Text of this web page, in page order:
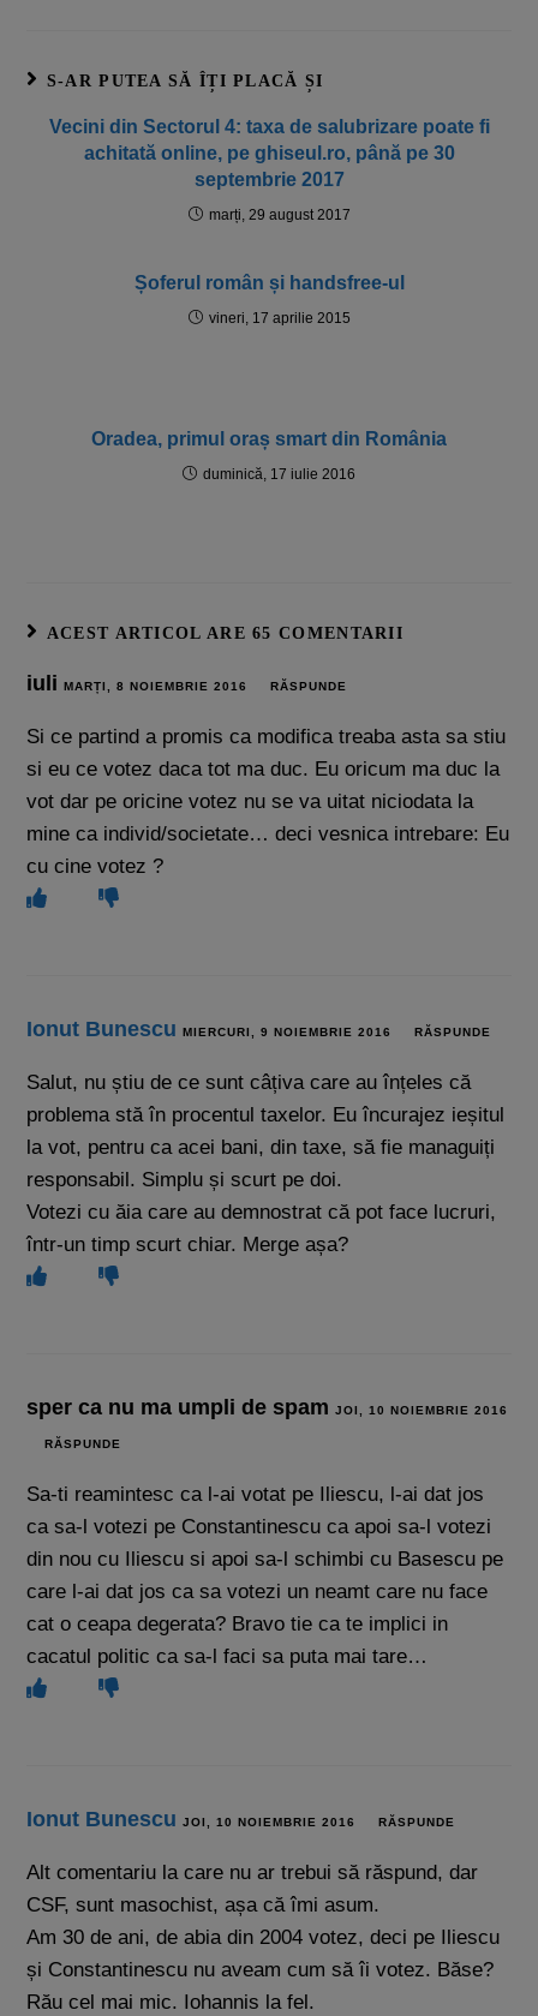
S-AR PUTEA SĂ ÎȚI PLACĂ ȘI
Vecini din Sectorul 4: taxa de salubrizare poate fi
achitată online, pe ghiseul.ro, până pe 30
septembrie 2017
marți, 29 august 2017
Șoferul român și handsfree-ul
vineri, 17 aprilie 2015
Oradea, primul oraș smart din România
duminică, 17 iulie 2016
ACEST ARTICOL ARE 65 COMENTARII
iuliMARȚI, 8 NOIEMBRIE 2016 RĂSPUNDE
Si ce partind a promis ca modifica treaba asta sa stiu
si eu ce votez daca tot ma duc. Eu oricum ma duc la
vot dar pe oricine votez nu se va uitat niciodata la
mine ca individ/societate… deci vesnica intrebare: Eu
cu cine votez ?
Ionut Bunescu MIERCURI, 9 NOIEMBRIE 2016 RĂSPUNDE
Salut, nu știu de ce sunt câțiva care au înțeles că
problema stă în procentul taxelor. Eu încurajez ieșitul
la vot, pentru ca acei bani, din taxe, să fie managuiți
responsabil. Simplu și scurt pe doi.
Votezi cu ăia care au demnostrat că pot face lucruri,
într-un timp scurt chiar. Merge așa?
sper ca nu ma umpli de spamJOI, 10 NOIEMBRIE 2016
RĂSPUNDE
Sa-ti reamintesc ca l-ai votat pe Iliescu, l-ai dat jos
ca sa-l votezi pe Constantinescu ca apoi sa-l votezi
din nou cu Iliescu si apoi sa-l schimbi cu Basescu pe
care l-ai dat jos ca sa votezi un neamt care nu face
cat o ceapa degerata? Bravo tie ca te implici in
cacatul politic ca sa-l faci sa puta mai tare…
Ionut Bunescu JOI, 10 NOIEMBRIE 2016 RĂSPUNDE
Alt comentariu la care nu ar trebui să răspund, dar
CSF, sunt masochist, așa că îmi asum.
Am 30 de ani, de abia din 2004 votez, deci pe Iliescu
și Constantinescu nu aveam cum să îi votez. Băse?
Rău cel mai mic. Iohannis la fel.